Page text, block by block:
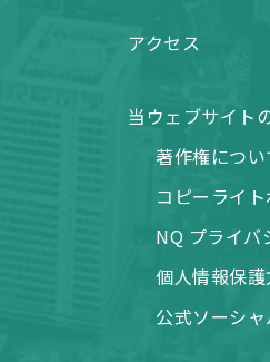
アクセス
当ウェブサイト
著作権につい
コピーライ
NQ プライバ
個人情報保
公式ソーシ